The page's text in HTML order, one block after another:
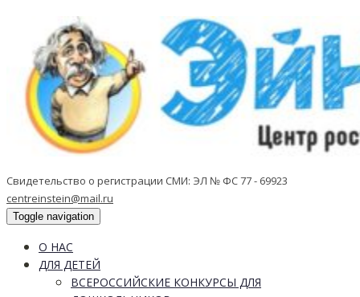
Свидетельство о регистрации СМИ: ЭЛ № ФС 77 - 69923
centreinstein@mail.ru
Toggle navigation
О НАС
ДЛЯ ДЕТЕЙ
ВСЕРОССИЙСКИЕ КОНКУРСЫ ДЛЯ